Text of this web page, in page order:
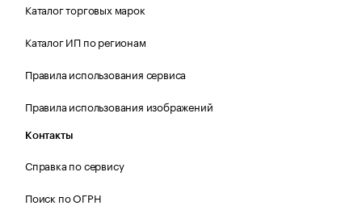
Каталог торговых марок
Каталог ИП по регионам
Правила использования сервиса
Правила использования изображений
Контакты
Справка по сервису
Поиск по ОГРН